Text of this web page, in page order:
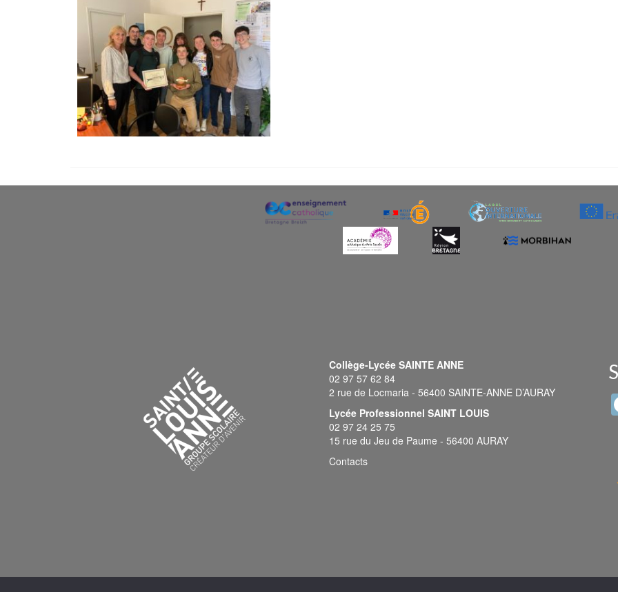
Collège-Lycée SAINTE ANNE
02 97 57 62 84
2 rue de Locmaria - 56400 SAINTE-ANNE D’AURAY
Lycée Professionnel SAINT LOUIS
02 97 24 25 75
15 rue du Jeu de Paume - 56400 AURAY
Contacts